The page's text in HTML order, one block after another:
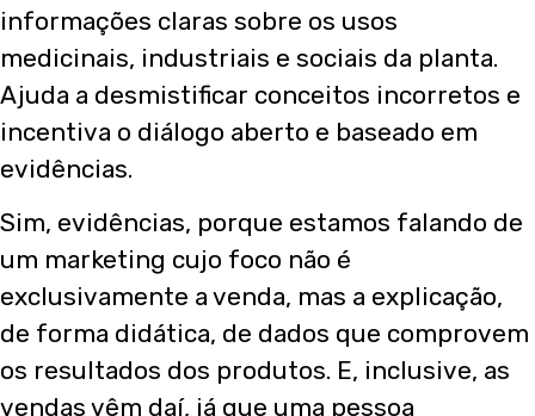
informações claras sobre os usos
medicinais, industriais e sociais da planta.
Ajuda a desmistificar conceitos incorretos e
incentiva o diálogo aberto e baseado em
evidências.
Sim, evidências, porque estamos falando de
um marketing cujo foco não é
exclusivamente a venda, mas a explicação,
de forma didática, de dados que comprovem
os resultados dos produtos. E, inclusive, as
vendas vêm daí, já que uma pessoa